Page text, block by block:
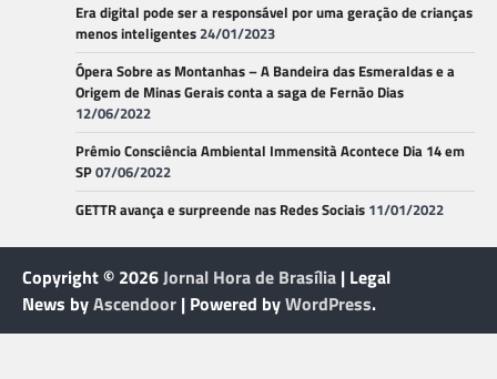
Era digital pode ser a responsável por uma geração de crianças
menos inteligentes24/01/2023
Ópera Sobre as Montanhas – A Bandeira das Esmeraldas e a
Origem de Minas Gerais conta a saga de Fernão Dias
12/06/2022
Prêmio Consciência Ambiental Immensità Acontece Dia 14 em
SP07/06/2022
GETTR avança e surpreende nas Redes Sociais 11/01/2022
Copyright © 2026Jornal Hora de Brasília | Legal
News byAscendoor | Powered byWordPress.